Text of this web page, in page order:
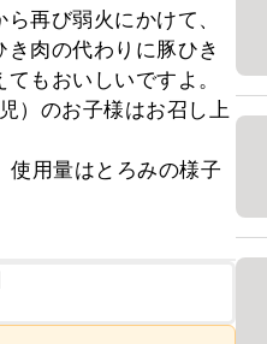
再び弱火にかけて、
肉の代わりに豚ひき
もおいしいですよ。
）のお子様はお召し上
使用量はとろみの様子